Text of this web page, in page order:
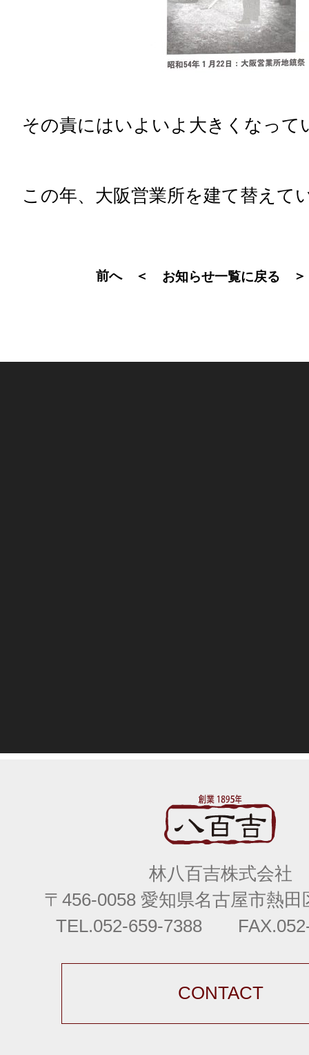
その責にはいよいよ大きくなって
この年、大阪営業所を建て替えて
前へ ＜ お知らせ一覧に戻る
林八百吉株式会社
〒456-0058 愛知県名古屋市熱田
TEL.052-659-7388
CONTACT